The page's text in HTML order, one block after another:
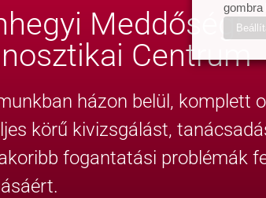
Meddőségi
Centrum
házon belül, komplett
körű kivizsgálást,
fogantatási problémák
gombra